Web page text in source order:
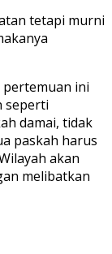
tetapi murni
pertemuan ini
seperti
damai, tidak
paskah harus
akan
melibatkan